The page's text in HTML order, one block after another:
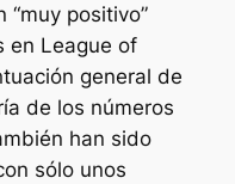
“muy positivo”
en League of
general de
de los números
han sido
sólo unos